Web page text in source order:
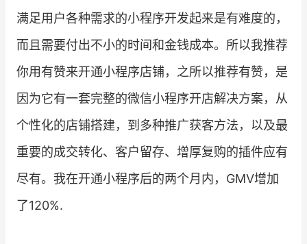
满足用户各种需求的小程序开发起来是有难度的，
而且需要付出不小的时间和金钱成本。所以我推荐
你用有赞来开通小程序店铺，之所以推荐有赞，是
因为它有一套完整的微信小程序开店解决方案，从
个性化的店铺搭建，到多种推广获客方法，以及最
重要的成交转化、客户留存、增厚复购的插件应有
尽有。我在开通小程序后的两个月内，GMV增加
了120%.